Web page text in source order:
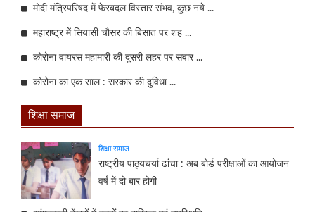
मोदी मंत्रिपरिषद में फेरबदल विस्तार संभव, कुछ नये ...
महाराष्ट्र में सियासी चौसर की बिसात पर शह ...
कोरोना वायरस महामारी की दूसरी लहर पर सवार ...
कोरोना का एक साल : सरकार की दुविधा ...
शिक्षा समाज
शिक्षा समाज
राष्ट्रीय पाठ्यचर्या ढांचा : अब बोर्ड परीक्षाओं का आयोजन
वर्ष में दो बार होगी